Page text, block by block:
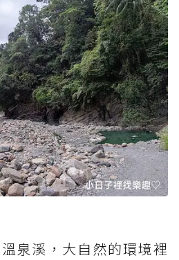
泉溪，大自然的環境裡